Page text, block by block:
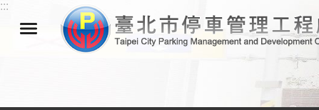
跳到主要內容區塊
:::